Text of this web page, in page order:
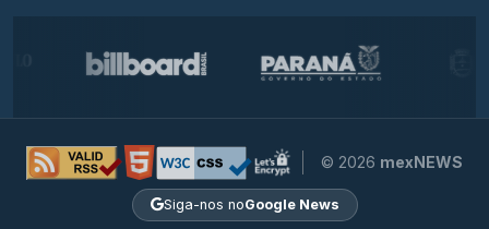
© 2026 mexNEWS
Siga-nos noGoogle News